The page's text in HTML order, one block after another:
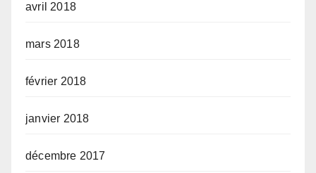
avril 2018
mars 2018
février 2018
janvier 2018
décembre 2017